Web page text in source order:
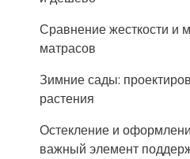
Сравнение жесткости и
матрасов
Зимние сады:
растения
Остекление и
важный элемент